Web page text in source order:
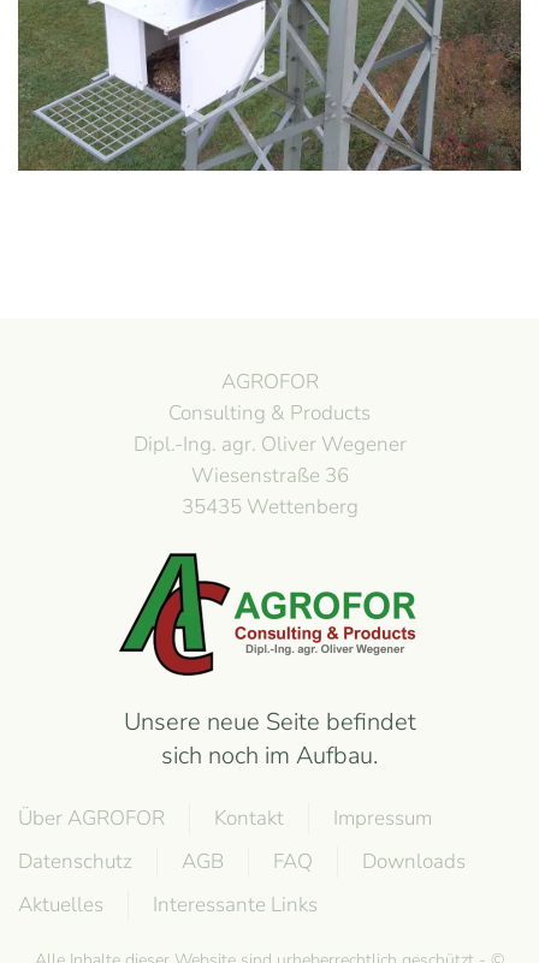
AGROFOR
Consulting & Products
Dipl.-Ing. agr. Oliver Wegener
Wiesenstraße 36
35435 Wettenberg
Unsere neue Seite befindet
sich noch im Aufbau.
Über AGROFOR Kontakt
Impressum
Datenschutz
AGB FAQ
Downloads
Aktuelles
Interessante Links